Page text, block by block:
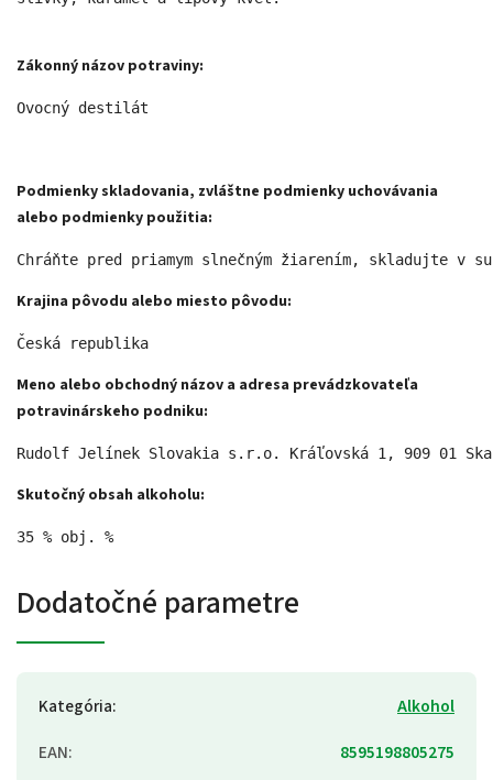
Zákonný názov potraviny:
Ovocný destilát
Podmienky skladovania, zvláštne podmienky uchovávania
alebo podmienky použitia:
Chráňte pred priamym slnečným žiarením, skladujte v
Krajina pôvodu alebo miesto pôvodu:
Česká republika
Meno alebo obchodný názov a adresa prevádzkovateľa
potravinárskeho podniku:
Rudolf Jelínek Slovakia s.r.o. Kráľovská 1, 909 01
Skutočný obsah alkoholu:
35 % obj. %
Dodatočné parametre
Kategória:
Alkohol
EAN: 8595198805275